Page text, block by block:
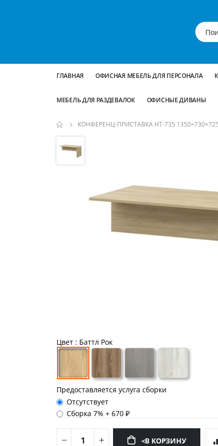
ГЛАВНАЯ ОФИСНАЯ МЕБЕЛЬ ДЛЯ ПЕРСОНАЛА
МЕБЕЛЬ ДЛЯ РАЗДЕВАЛОК ОФИСНЫЕ ДИВАНЫ
КОНФЕРЕНЦ-ПРИСТАВКА НТ-735 1350×730×725
и
перейти
Цвет : Баттл Рок
Предоставляется услуга сборки
Отсутствует
Сборка 7%+670 ₽
<В КОРЗИНУ